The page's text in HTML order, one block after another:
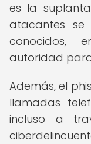
es la
atacantes
conocidos,
autoridad
Además, el
llamadas
incluso a